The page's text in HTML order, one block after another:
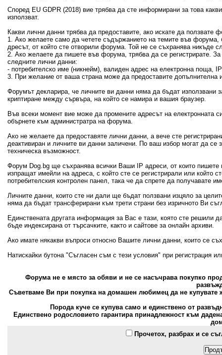
Според EU GDPR (2018) вие трябва да сте информирани за това
използват.
Какви лични данни трябва да предоставите, ако искате да ползвате
1. Ако желаете само да четете съдържанието на темите във
дресът, от който сте отворили форума. Той не се съхранява никъде
2. Ако желаете да пишете във форума, трябва да се регистрирате.
следните лични данни:
- потребителско име (никнейм), валиден адрес на електронна
3. При желание от ваша страна може да предоставите
Форумът декларира, че личните ви данни няма да бъдат използвани
криптиране между сървъра, на който се намира и вашия браузер.
Във всеки момент вие може да промените адресът на електронната
обърнете към администратра на форума.
Ако не желаете да предоставяте лични данни, а вече сте
деактивиран и личните ви данни заличени. По ваш избор могат да
техническа възможност.
Форум Dog.bg ще съхранява всички Ваши IP адреси, от които
изпращат имейли на адреса, с който сте се регистрирали или който
потребителския контролен панел, така че да спрете да получавате
Личните данни, които сте ни дали ще бъдат ползвани изцяло за
няма да бъдат трансферирани към трети страни без изричното Ви
Единствената другата информация за Вас е тази, която сте решили
бъде индексирана от търсачките, както и сайтове за онлайн архиви.
Ако имате някакви въпроси относно Вашите лични данни, които се
Натискайки бутона "Съгласен съм с тези условия" при
Форума не е място за обяви и не се насъчрава покупко
Съветваме Ви при покупка на домашен любимец да не купувате
Порода куче се купува само и единствено от
Единствено родословието гарантира принадлежност към
Прочетох, разбрах и се